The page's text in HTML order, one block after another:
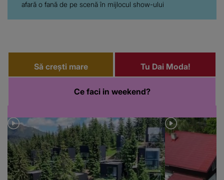
afară o fană de pe scenă în mijlocul show-ului
Să crești mare Tu Dai Moda!
Ce faci in weekend?